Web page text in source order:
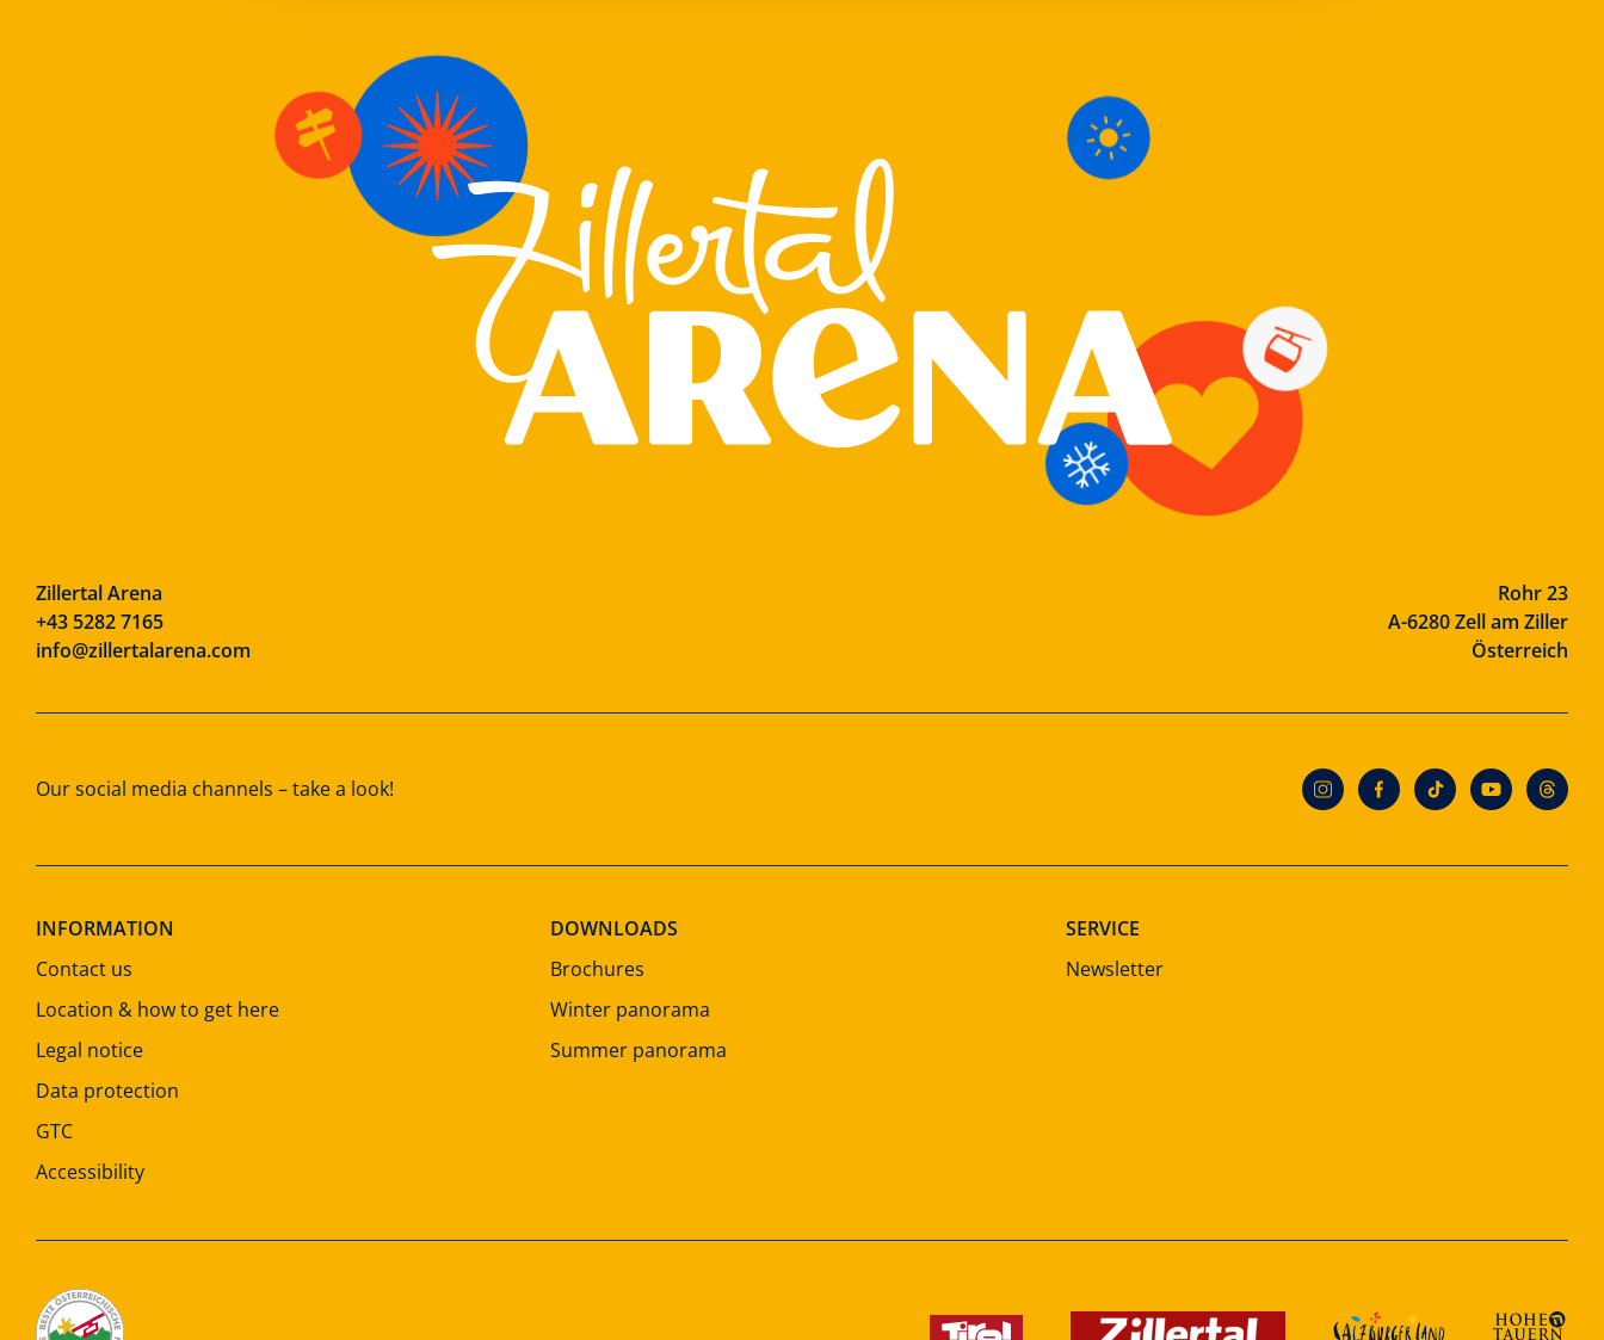
Zillertal Arena
+43 5282 7165
info@zillertalarena.com
Rohr 23
A-6280 Zell am Ziller
Österreich
Our social media channels – take a look!
INFORMATION
Contact us
Location & how to get here
Legal notice
Data protection
GTC
Accessibility
DOWNLOADS
Brochures
Winter panorama
Summer panorama
SERVICE
Newsletter